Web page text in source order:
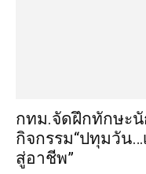
กทม.จัดฝึกทักษะนั
กิจกรรม“ปทุมวัน…
สู่อาชีพ”